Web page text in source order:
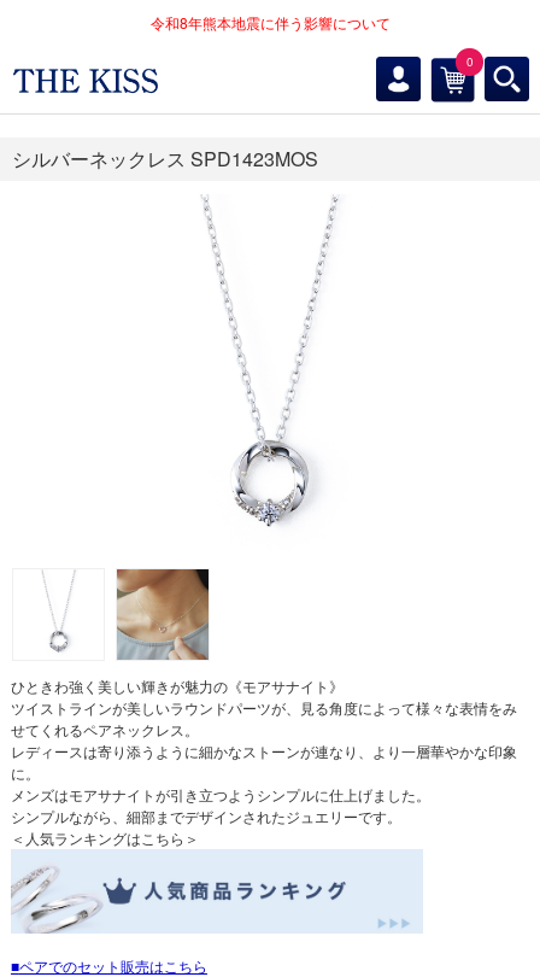
令和8年熊本地震に伴う影響について
0
シルバーネックレス SPD1423MOS
ひときわ強く美しい輝きが魅力の《モアサナイト》
ツイストラインが美しいラウンドパーツが、見る角度によって様々な表情をみ
せてくれるペアネックレス。
レディースは寄り添うように細かなストーンが連なり、より一層華やかな印象
に。
メンズはモアサナイトが引き立つようシンプルに仕上げました。
シンプルながら、細部までデザインされたジュエリーです。
＜人気ランキングはこちら＞
ペアでのセット販売はこちら